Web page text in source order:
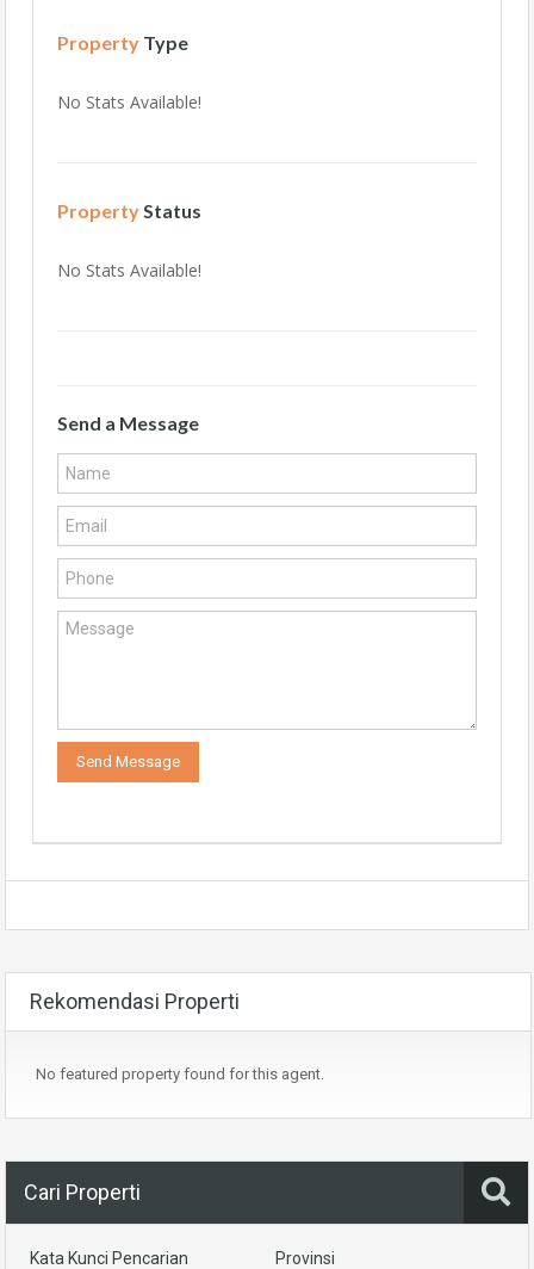
Property Type
No Stats Available!
Property Status
No Stats Available!
Send a Message
Rekomendasi Properti
No featured property found for this agent.
Cari Properti
Kata Kunci Pencarian Provinsi